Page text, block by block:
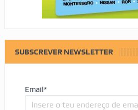
SUBSCREVER NEWSLETTER
Email*